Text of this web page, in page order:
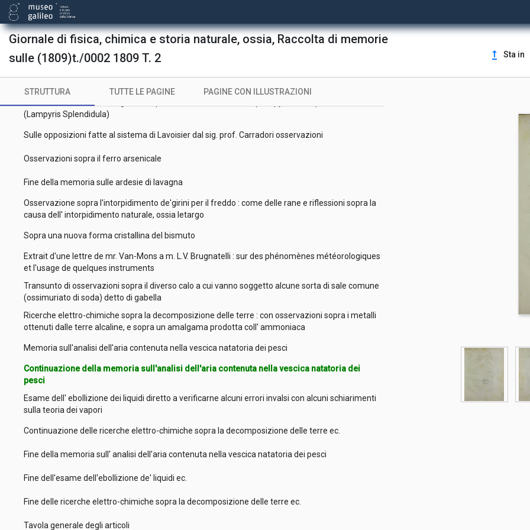
Giornale di fisica, chimica e storia naturale, ossia, Raccolta di memorie
sulle (1809)t./0002 1809 T. 2
upgrade Sta in
STRUTTURA TUTTE LE PAGINE PAGINE CON ILLUSTRAZIONI
Nota sopra alcune nuove denominazioni chimiche introdotte del sig. Thomson
Sul veleno della vipera discorsi due
masse di ferro
(Lampyris Splendidula)
Sulle opposizioni fatte al sistema di Lavoisier dal sig. prof. Carradori osservazioni
Osservazioni sopra il ferro arsenicale
Fine della memoria sulle ardesie di lavagna
Osservazione sopra l'intorpidimento de'girini per il freddo : come delle rane e riflessioni sopra la
causa dell' intorpidimento naturale, ossia letargo
Sopra una nuova forma cristallina del bismuto
Extrait d'une lettre de mr. Van-Mons a m. L.V. Brugnatelli : sur des phénomènes météorologiques
et l'usage de quelques instruments
Transunto di osservazioni sopra il diverso calo a cui vanno soggetto alcune sorta di sale comune
(ossimuriato di soda) detto di gabella
Ricerche elettro-chimiche sopra la decomposizione delle terre : con osservazioni sopra i metalli
ottenuti dalle terre alcaline, e sopra un amalgama prodotta coll' ammoniaca
Memoria sull'analisi dell'aria contenuta nella vescica natatoria dei pesci
Continuazione della memoria sull'analisi dell'aria contenuta nella vescica natatoria dei
pesci
Esame dell' ebollizione dei liquidi diretto a verificarne alcuni errori invalsi con alcuni schiarimenti
sulla teoria dei vapori
Continuazione delle ricerche elettro-chimiche sopra la decomposizione delle terre ec.
Fine della memoria sull' analisi dell'aria contenuta nella vescica natatoria dei pesci
Fine dell'esame dell'ebollizione de' liquidi ec.
Fine delle ricerche elettro-chimiche sopra la decomposizione delle terre ec.
Tavola generale degli articoli